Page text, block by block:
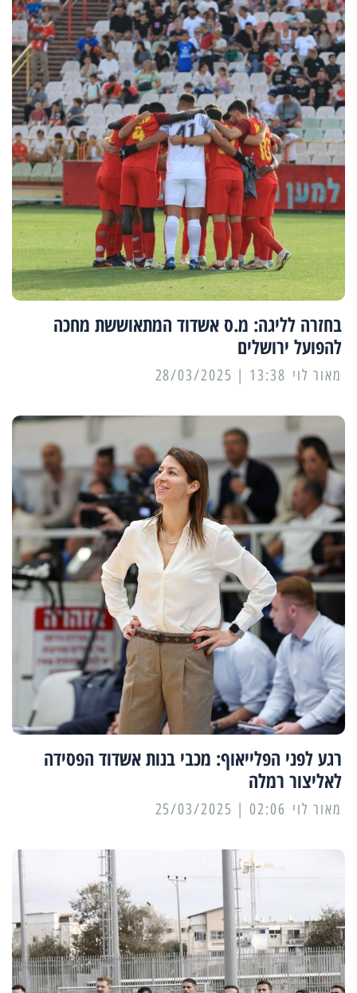
בחזרה לליגה: מ.ס אשדוד המתאוששת מחכה
להפועל ירושלים
מאור לוי 13:38 | 28/03/2025
רגע לפני הפלייאוף: מכבי בנות אשדוד הפסידה
לאליצור רמלה
מאור לוי 02:06 | 25/03/2025